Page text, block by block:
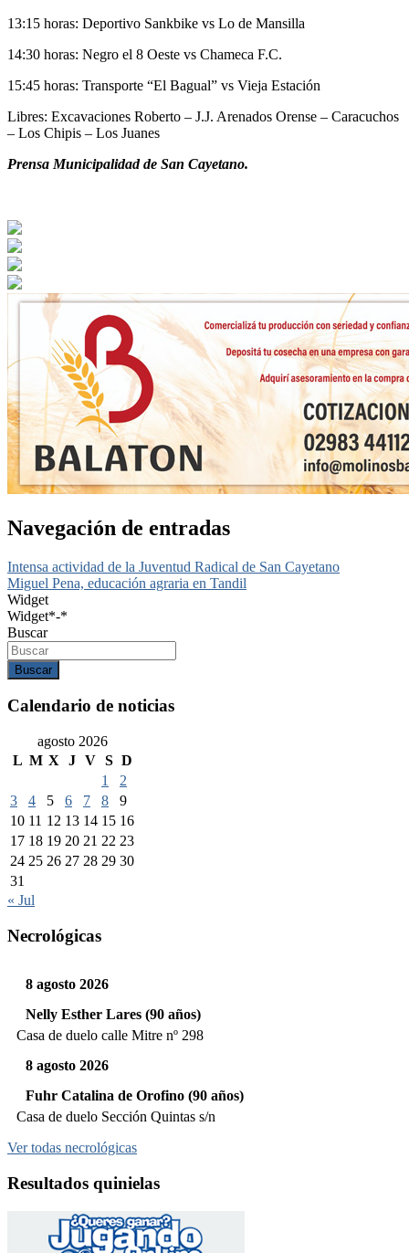
13:15 horas: Deportivo Sankbike vs Lo de Mansilla
14:30 horas: Negro el 8 Oeste vs Chameca F.C.
15:45 horas: Transporte “El Bagual” vs Vieja Estación
Libres: Excavaciones Roberto – J.J. Arenados Orense – Caracuchos
– Los Chipis – Los Juanes
Prensa Municipalidad de San Cayetano.
Navegación de entradas
Intensa actividad de la Juventud Radical de San Cayetano
Miguel Pena, educación agraria en Tandil
Widget
Widget*-*
Buscar
Buscar
Calendario de noticias
agosto 2026
L M X J V S D
1
2
3
4 5 6 7 8
9
10 11 12 13 14 15 16
17 18 19 20 21 22 23
24 25 26 27 28 29 30
31
« Jul
Necrológicas
8 agosto 2026
Nelly Esther Lares (90 años)
Casa de duelo calle Mitre nº 298
8 agosto 2026
Fuhr Catalina de Orofino (90 años)
Casa de duelo Sección Quintas s/n
Ver todas necrológicas
Resultados quinielas